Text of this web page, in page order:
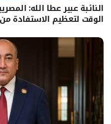
النائبة عبير عطا الله:
الوقت لتعظيم الاستفادة